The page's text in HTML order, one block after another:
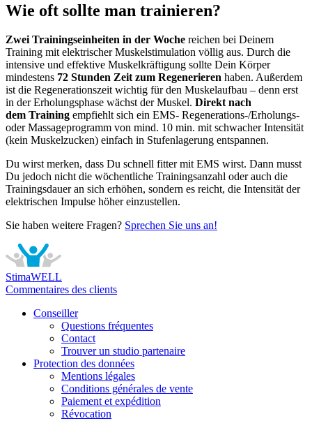
Wie oft sollte man trainieren?
Zwei Trainingseinheiten in der Woche reichen bei Deinem
Training mit elektrischer Muskelstimulation völlig aus. Durch die
intensive und effektive Muskelkräftigung sollte Dein Körper
mindestens 72 Stunden Zeit zum Regenerieren haben. Außerdem
ist die Regenerationszeit wichtig für den Muskelaufbau – denn erst
in der Erholungsphase wächst der Muskel. Direkt nach
dem Training empfiehlt sich ein EMS- Regenerations-/Erholungs-
oder Massageprogramm von mind. 10 min. mit schwacher Intensität
(kein Muskelzucken) einfach in Stufenlagerung entspannen.
Du wirst merken, dass Du schnell fitter mit EMS wirst. Dann musst
Du jedoch nicht die wöchentliche Trainingsanzahl oder auch die
Trainingsdauer an sich erhöhen, sondern es reicht, die Intensität der
elektrischen Impulse höher einzustellen.
Sie haben weitere Fragen? Sprechen Sie uns an!
StimaWELL
Commentaires des clients
Conseiller
Questions fréquentes
Contact
Trouver un studio partenaire
Protection des données
Mentions légales
Conditions générales de vente
Paiement et expédition
Révocation